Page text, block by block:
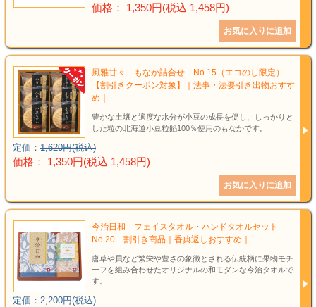
価格： 1,350円(税込 1,458円)
風雅甘々 もなか詰合せ No.15（エコのし限定）
【割引きクーポン対象】｜法事・法要引き出物おすす
め｜
豊かな土壌と適度な水分が小豆の成長を促し、しっかりと
した粒の北海道小豆粒餡100％使用のもなかです。
定価： 1,620円(税込)
価格： 1,350円(税込 1,458円)
今治日和 フェイスタオル・ハンドタオルセット
No.20 割引き商品｜香典返しおすすめ｜
唐草や貝など繁栄や豊さの象徴とされる伝統柄に果物モチ
ーフを組み合わせたオリジナルの和モダンな今治タオルで
す。
定価： 2,200円(税込)